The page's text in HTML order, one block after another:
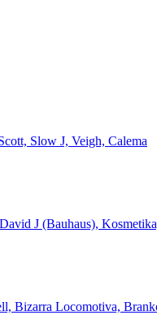
Slow J, Veigh, Calema
J (Bauhaus),
Bizarra Locomotiva,